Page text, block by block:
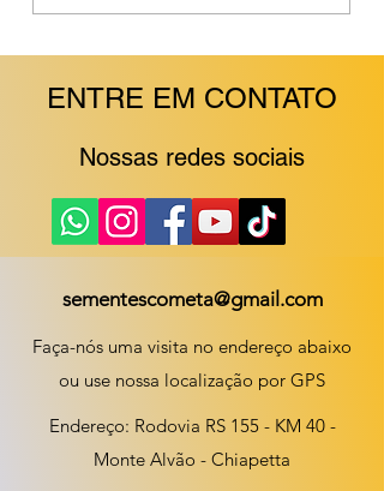
pastejo
ENTRE EM CONTATO
Nossas redes sociais
sementescometa@gmail.com
Faça-nós uma visita no endereço abaixo
ou use nossa localização por GPS
Endereço: Rodovia RS 155 - KM 40 -
Monte Alvão - Chiapetta